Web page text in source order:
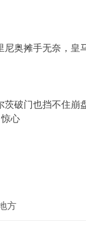
尼奥摊手无奈，皇
茨破门也挡不住崩
心
方